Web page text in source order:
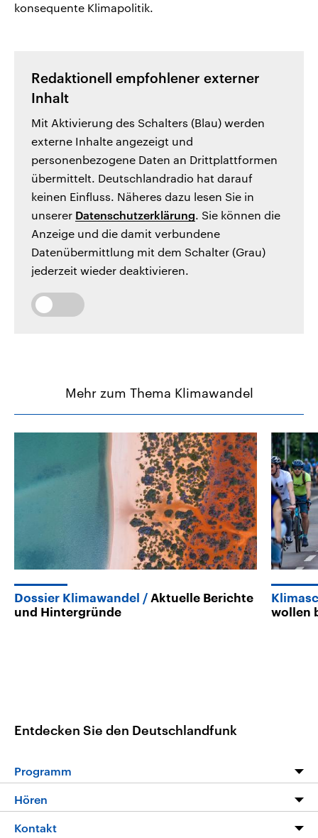
konsequente Klimapolitik.
Redaktionell empfohlener externer
Inhalt
Mit Aktivierung des Schalters (Blau) werden
externe Inhalte angezeigt und
personenbezogene Daten an Drittplattformen
übermittelt. Deutschlandradio hat darauf
keinen Einfluss. Näheres dazu lesen Sie in
unserer Datenschutzerklärung. Sie können die
Anzeige und die damit verbundene
Datenübermittlung mit dem Schalter (Grau)
jederzeit wieder deaktivieren.
Mehr zum Thema Klimawandel
Dossier Klimawandel
Aktuelle Berichte
und Hintergründe
wollen
Entdecken Sie den Deutschlandfunk
Programm
Programm
Hören
Livestream
Kontakt